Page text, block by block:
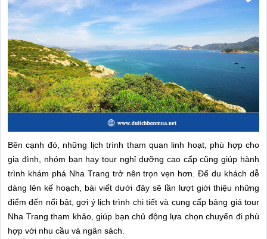
Bên cạnh đó, những lịch trình tham quan linh hoạt, phù hợp cho
gia đình, nhóm bạn hay tour nghỉ dưỡng cao cấp cũng giúp hành
trình khám phá Nha Trang trở nên trọn vẹn hơn. Để du khách dễ
dàng lên kế hoạch, bài viết dưới đây sẽ lần lượt giới thiệu những
điểm đến nổi bật, gợi ý lịch trình chi tiết và cung cấp bảng giá tour
Nha Trang tham khảo, giúp bạn chủ động lựa chọn chuyến đi phù
hợp với nhu cầu và ngân sách.